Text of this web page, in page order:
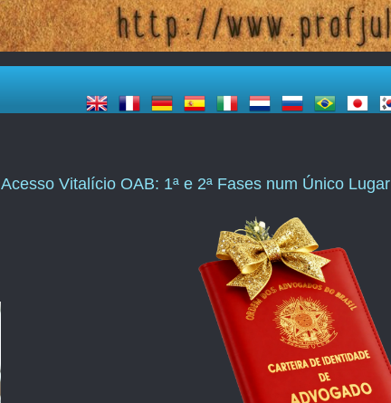
Acesso Vitalício OAB: 1ª e 2ª Fases num Único Lugar